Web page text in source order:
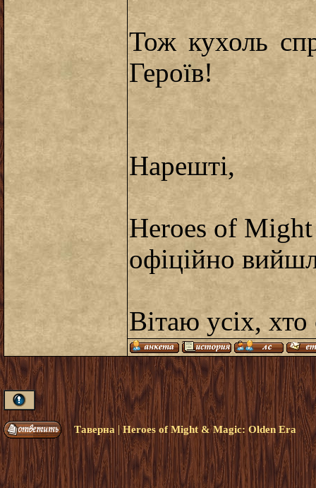
Тож кухоль
Героїв!
Нарешті,
Heroes of
офіційно
Вітаю усіх, хто
Таверна |Heroes of Might & Magic: Olden Era